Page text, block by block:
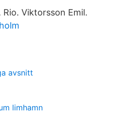
Rio. Viktorsson Emil.
avsnitt
limhamn